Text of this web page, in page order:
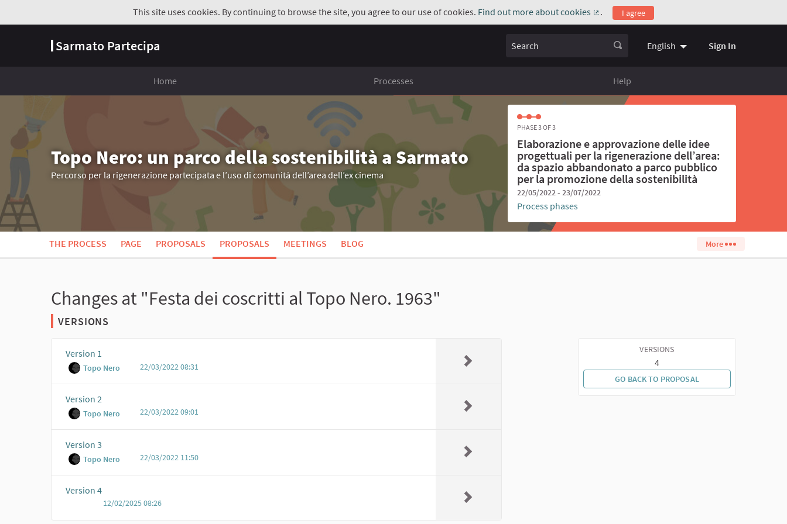
This site uses cookies. By continuing to browse the site, you agree to our use of cookies. Find out more about cookies
(External link)
. I agree
Sarmato Partecipa Search English Choose language
Sign In
Home Processes Help
Topo Nero: un parco della sostenibilità a Sarmato
Percorso per la rigenerazione partecipata e l’uso di comunità dell’area dell’ex cinema
PHASE 3 OF 3
Elaborazione e approvazione delle idee
progettuali per la rigenerazione dell’area:
da spazio abbandonato a parco pubblico
per la promozione della sostenibilità
22/05/2022 - 23/07/2022
Process phases
THE PROCESS PAGE PROPOSALS PROPOSALS MEETINGS BLOG More
Changes at "Festa dei coscritti al Topo Nero. 1963"
VERSIONS
Version 1
Topo Nero 22/03/2022 08:31
Version 2
Topo Nero 22/03/2022 09:01
Version 3
Topo Nero 22/03/2022 11:50
Version 4
12/02/2025 08:26
VERSIONS
4
GO BACK TO PROPOSAL